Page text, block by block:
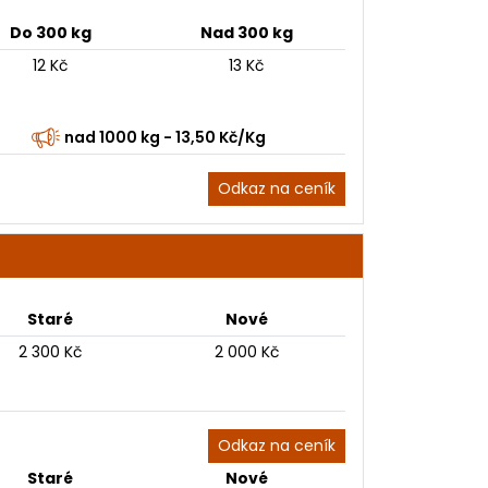
Do 300 kg
Nad 300 kg
12 Kč 13 Kč
nad 1000 kg - 13,50 Kč/Kg
Odkaz na ceník
Staré Nové
2 300 Kč 2 000 Kč
Odkaz na ceník
Staré
Nové